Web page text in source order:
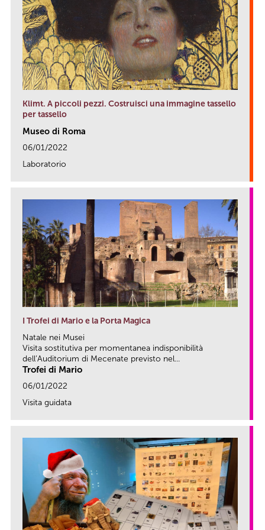
Klimt. A piccoli pezzi. Costruisci una immagine tassello
per tassello
Museo di Roma
06/01/2022
Laboratorio
I Trofei di Mario e la Porta Magica
Natale nei Musei
Visita sostitutiva per momentanea indisponibilità
dell’Auditorium di Mecenate previsto nel...
Trofei di Mario
06/01/2022
Visita guidata